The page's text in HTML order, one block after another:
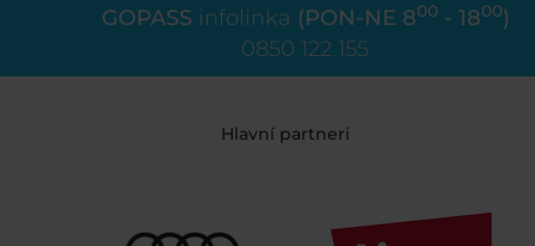
GOPASS infolinka (PON-NE 800 - 1800)
0850 122 155
Hlavní partneri